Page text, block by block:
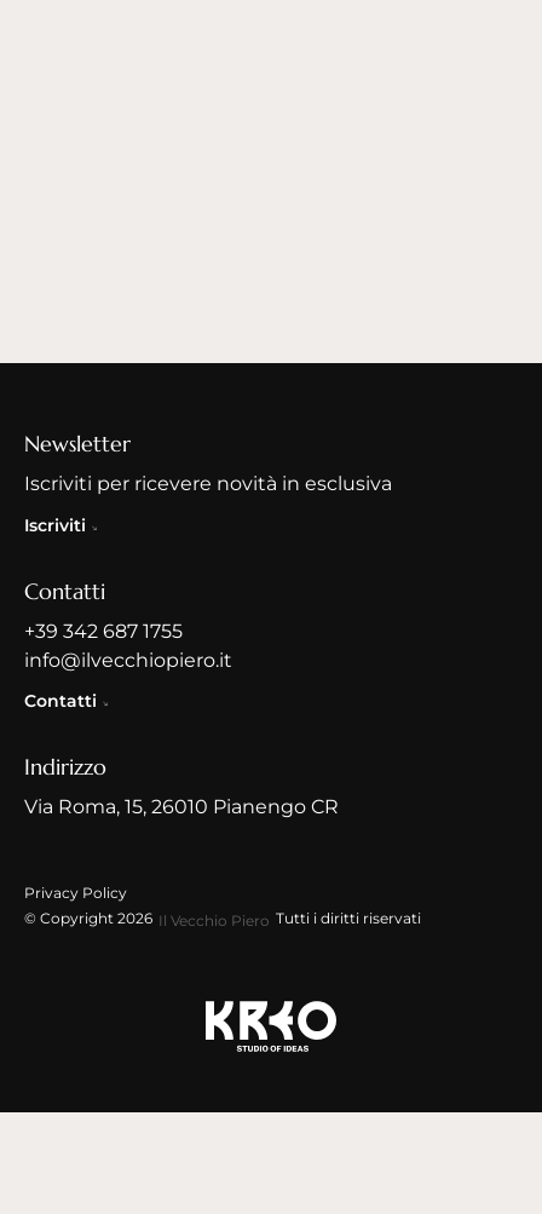
Newsletter
Iscriviti per ricevere novità in esclusiva
Iscriviti
Contatti
+39 342 687 1755
info@ilvecchiopiero.it
Contatti
Indirizzo
Via Roma, 15, 26010 Pianengo CR
© Copyright 2026 Il Vecchio Piero Tutti i diritti riservati
Privacy Policy